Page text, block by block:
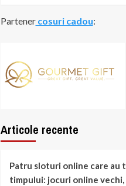
Partenercosuri cadou:
Articole recente
Patru sloturi online care
timpului: jocuri online vechi,